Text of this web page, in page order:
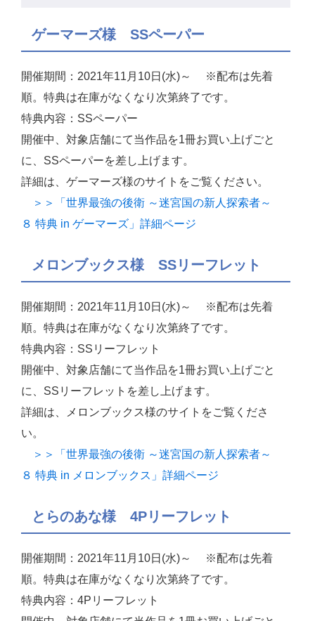
ゲーマーズ様 SSペーパー
開催期間：2021年11月10日(水)～ ※配布は先着
順。特典は在庫がなくなり次第終了です。
特典内容：SSペーパー
開催中、対象店舗にて当作品を1冊お買い上げごと
に、SSペーパーを差し上げます。
詳細は、ゲーマーズ様のサイトをご覧ください。
＞＞「世界最強の後衛 ～迷宮国の新人探索者～
８ 特典 in ゲーマーズ」詳細ページ
メロンブックス様 SSリーフレット
開催期間：2021年11月10日(水)～ ※配布は先着
順。特典は在庫がなくなり次第終了です。
特典内容：SSリーフレット
開催中、対象店舗にて当作品を1冊お買い上げごと
に、SSリーフレットを差し上げます。
詳細は、メロンブックス様のサイトをご覧くださ
い。
＞＞「世界最強の後衛 ～迷宮国の新人探索者～
８ 特典 in メロンブックス」詳細ページ
とらのあな様 4Pリーフレット
開催期間：2021年11月10日(水)～ ※配布は先着
順。特典は在庫がなくなり次第終了です。
特典内容：4Pリーフレット